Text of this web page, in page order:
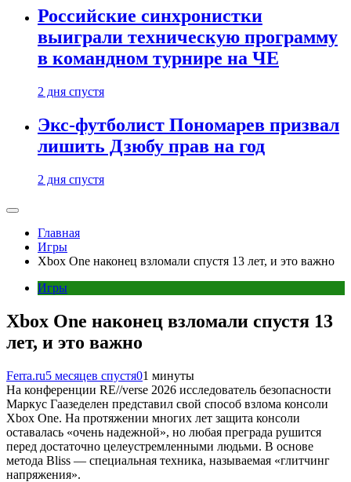
Российские синхронистки
выиграли техническую программу
в командном турнире на ЧЕ
2 дня спустя
Экс-футболист Пономарев призвал
лишить Дзюбу прав на год
2 дня спустя
Главная
Игры
Xbox One наконец взломали спустя 13 лет, и это важно
Игры
Xbox One наконец взломали спустя 13
лет, и это важно
Ferra.ru5 месяцев спустя01 минуты
На конференции RE//verse 2026 исследователь безопасности
Маркус Гаазеделен представил свой способ взлома консоли
Xbox One. На протяжении многих лет защита консоли
оставалась «очень надежной», но любая преграда рушится
перед достаточно целеустремленными людьми. В основе
метода Bliss — специальная техника, называемая «глитчинг
напряжения».